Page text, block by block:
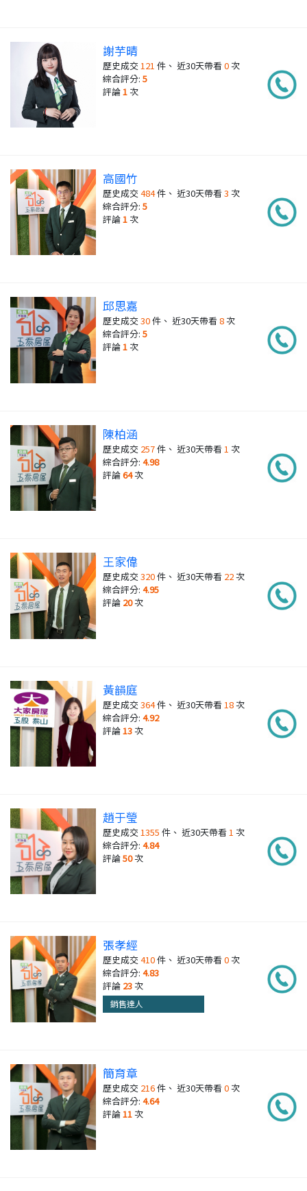
謝芋晴
歷史成交 121 件、 近30天帶看0次
綜合評分:5
評論1次
高國竹
歷史成交484件、 近30天帶看3 次
綜合評分:5
評論1次
邱思嘉
歷史成交30件、 近30天帶看8次
綜合評分:5
評論1次
陳柏涵
歷史成交 257件、 近30天帶看 1 次
綜合評分:4.98
評論64次
王家偉
歷史成交320件、 近30天帶看 22次
綜合評分:4.95
評論 20次
黃韻庭
歷史成交364件、 近30天帶看 18次
綜合評分:4.92
評論13次
趙于瑩
歷史成交1355 件、 近30天帶看1 次
綜合評分:4.84
評論50次
張孝經
歷史成交410件、 近30天帶看0次
綜合評分:4.83
評論 23次
銷售達人
簡育章
歷史成交 216件、 近30天帶看0次
綜合評分:4.64
評論11次